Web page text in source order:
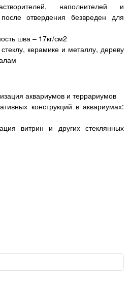
наполнителей и
отвердения безвреден для
шва – 17кг/см2
керамике и металлу, дереву
аквариумов и террариумов
конструкций в аквариумах:
витрин и других стеклянных